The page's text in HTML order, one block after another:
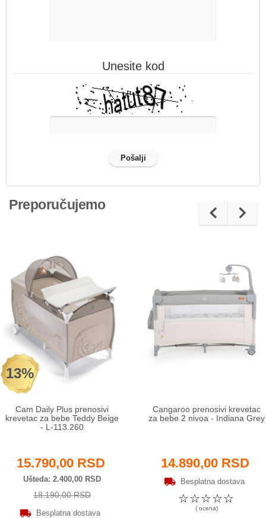
Unesite kod
Preporučujemo
13%
Cam Daily Plus prenosivi
krevetac za bebe Teddy Beige
- L-113.260
15.790,00 RSD
Ušteda 2.400,00 RSD
18.190,00 RSD
Besplatna dostava
Cangaroo prenosivi krevetac
za bebe 2 nivoa - Indiana Grey
14.890,00 RSD
Besplatna dostava
☆
☆
☆
☆
☆
( ocena)